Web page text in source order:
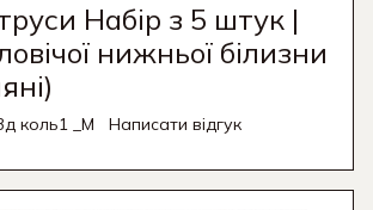
Набір з 5 штук |
нижньої білизни
коль1 _M Написати відгук